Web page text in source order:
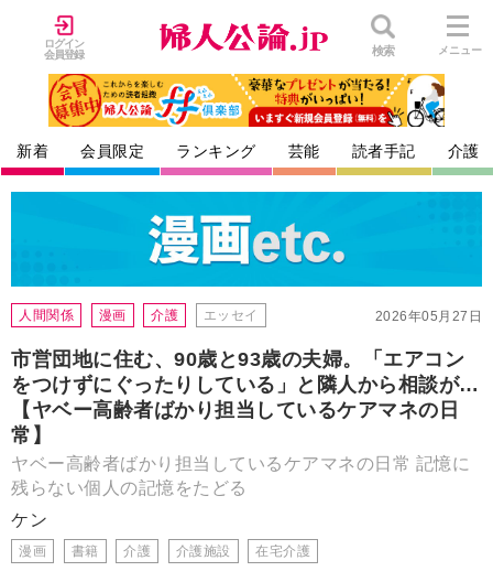
ログイン
会員登録
検索 メニュー
新着 会員限定 ランキング 芸能 読者手記 介護
2026年05月27日
人間関係 漫画 介護 エッセイ
市営団地に住む、90歳と93歳の夫婦。「エアコン
をつけずにぐったりしている」と隣人から相談が…
【ヤベー高齢者ばかり担当しているケアマネの日
常】
ヤベー高齢者ばかり担当しているケアマネの日常 記憶に
残らない個人の記憶をたどる
ケン
漫画 書籍 介護 介護施設 在宅介護